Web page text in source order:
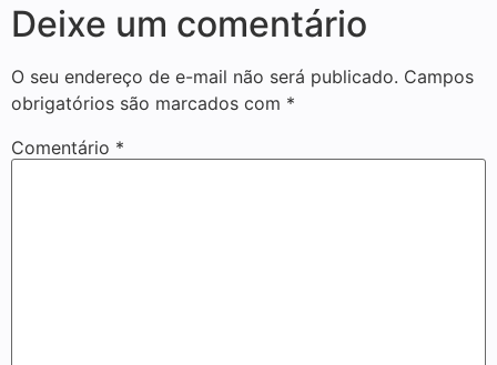
Deixe um comentário
O seu endereço de e-mail não será publicado. Campos
obrigatórios são marcados com *
Comentário *